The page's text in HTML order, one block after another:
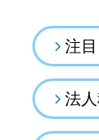
注
法